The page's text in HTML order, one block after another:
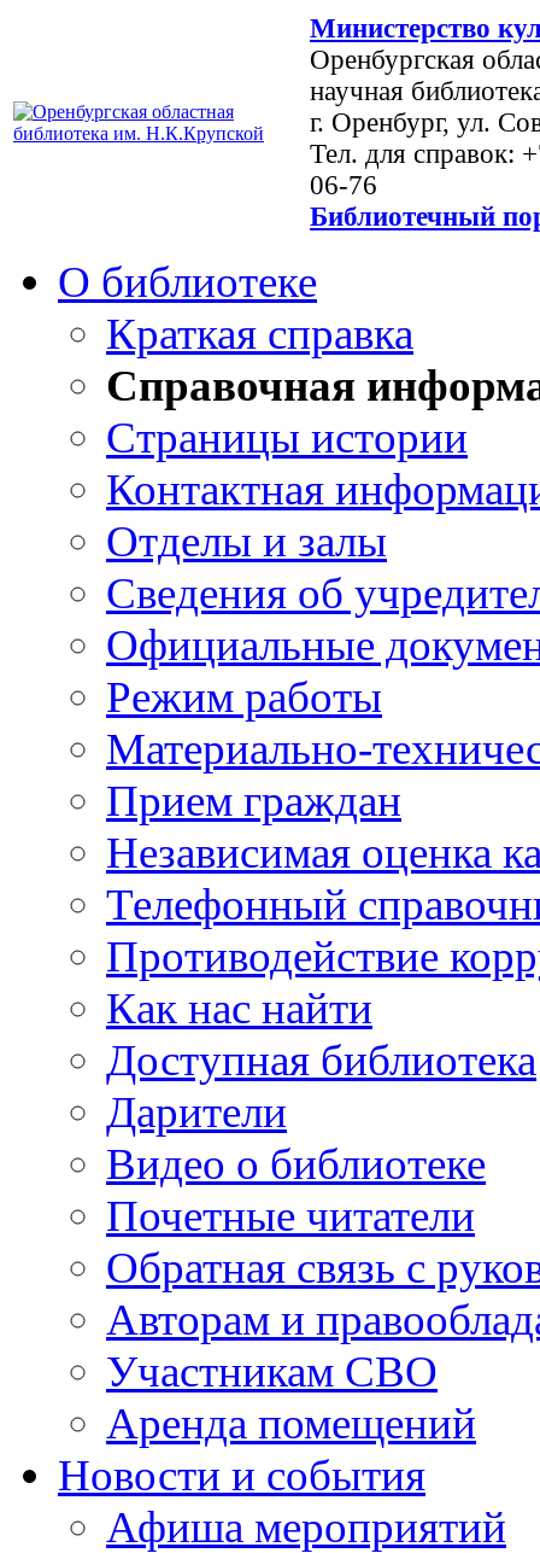
Министерство
Оренбургская
научная
г. Оренбург, ул.
Тел. для справок:
06-76
Библиотечный
О библиотеке
Краткая справка
Справочная
Страницы истории
Контактная
Отделы и залы
Сведения об
Официальные
Режим работы
Материально-
Прием граждан
Независимая оценка
Телефонный
Противодействие
Как нас найти
Доступная библиотека
Дарители
Видео о библиотеке
Почетные читатели
Обратная связь с
Авторам и
Участникам СВО
Аренда помещений
Новости и события
Афиша мероприятий